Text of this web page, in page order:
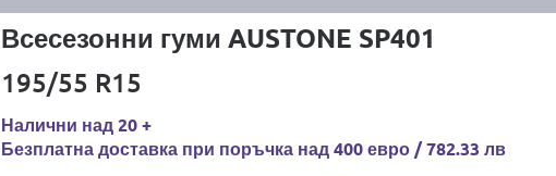
Всесезонни гуми AUSTONE SP401
195/55 R15
Налични над 20 +
Безплатна доставка при поръчка над 400 евро / 782.33 лв